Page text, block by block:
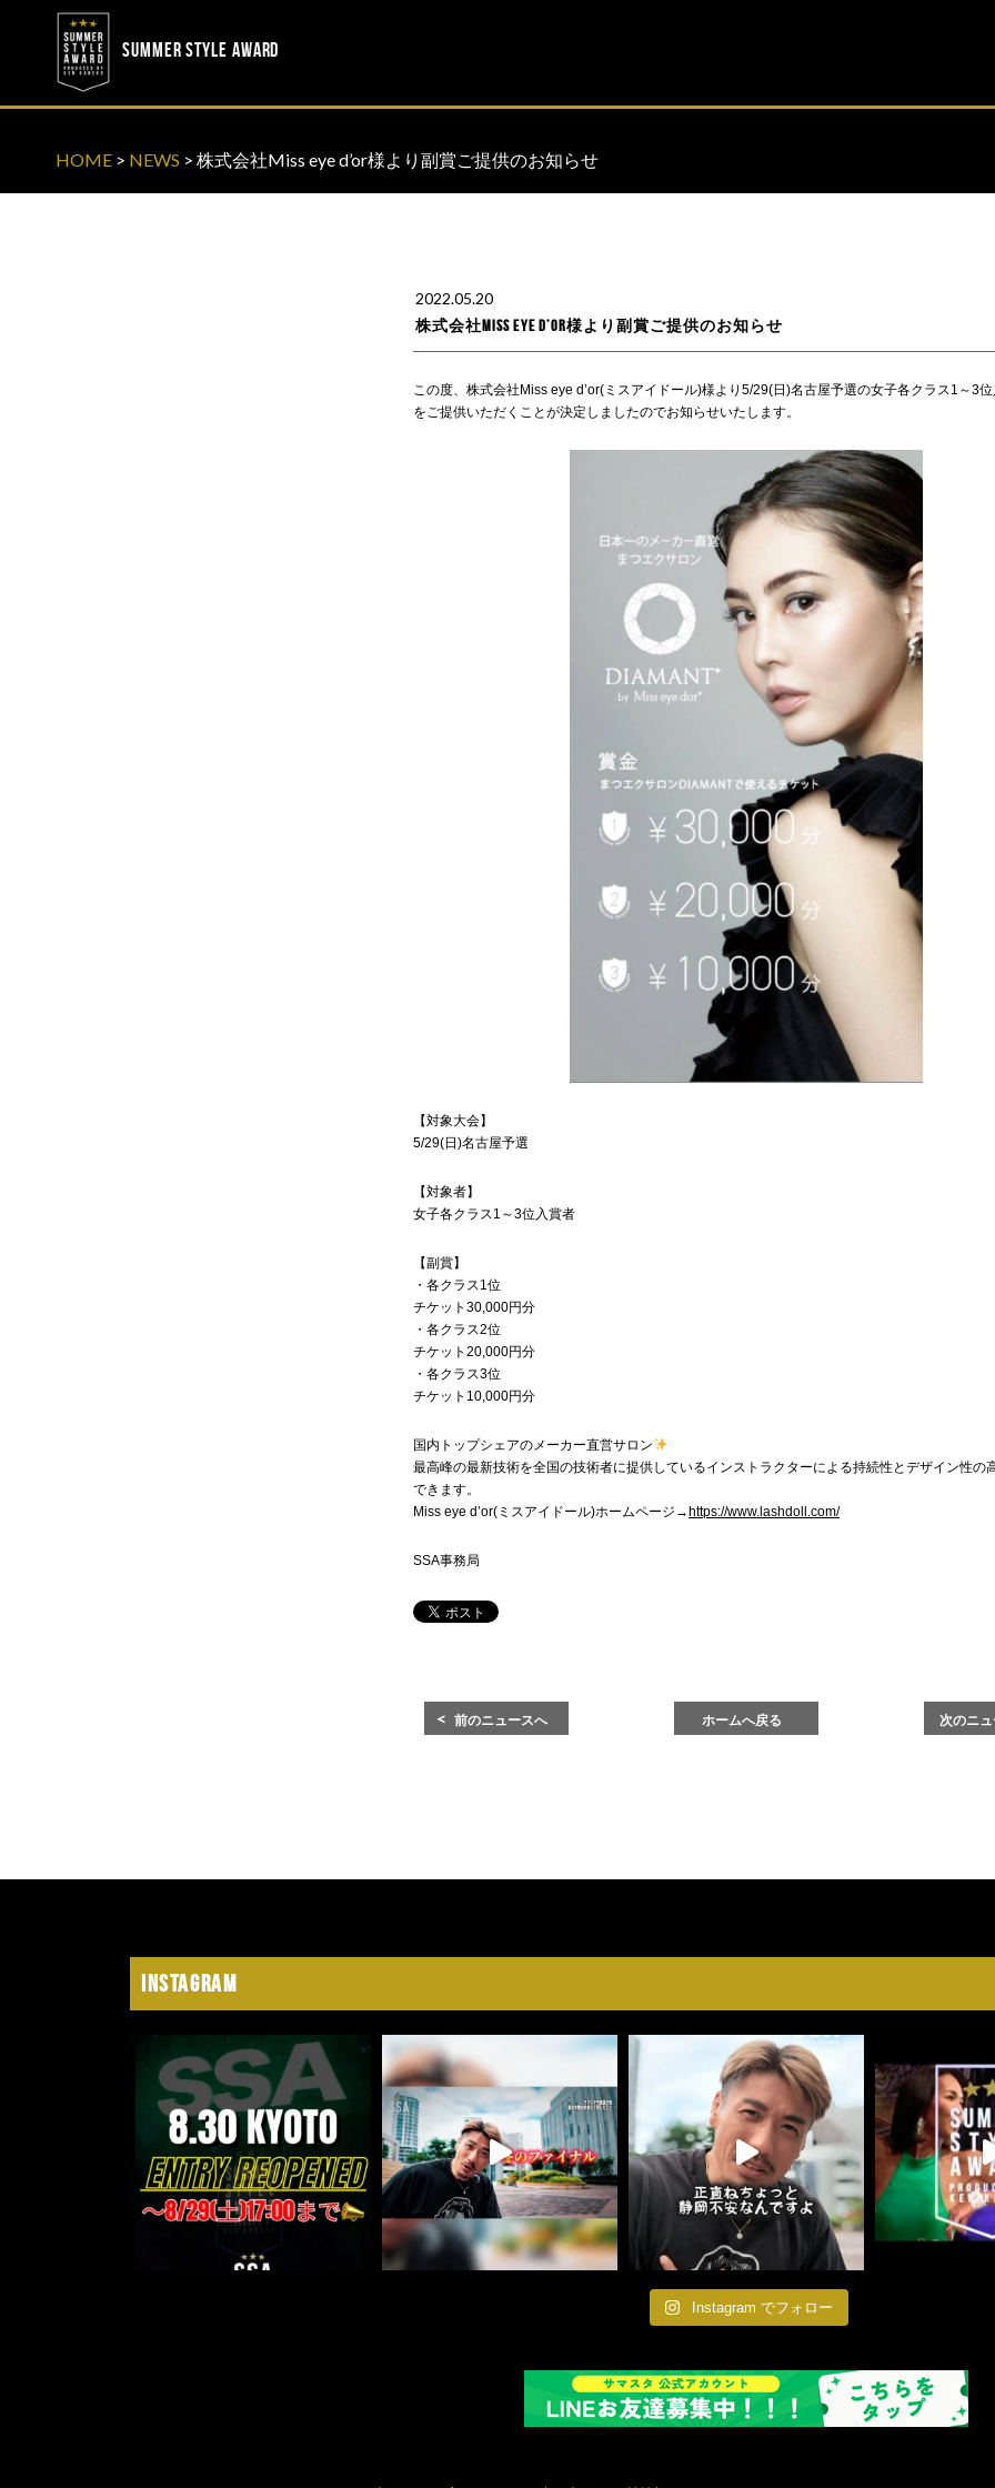
SUMMER STYLE AWARD
HOME > NEWS > 株式会社Miss eye d’or様より副賞ご提供のお知らせ
2022.05.20
株式会社Miss eye d’or様より副賞ご提供のお知らせ
この度、株式会社Miss eye d’or(ミスアイドール)様より5/29(日)名古屋予選の女子各クラス1～3
をご提供いただくことが決定しましたのでお知らせいたします。
【対象大会】
5/29(日)名古屋予選
【対象者】
女子各クラス1～3位入賞者
【副賞】
・各クラス1位
チケット30,000円分
・各クラス2位
チケット20,000円分
・各クラス3位
チケット10,000円分
国内トップシェアのメーカー直営サロン
最高峰の最新技術を全国の技術者に提供しているインストラクターによる持続性とデザイン性の
できます。⁡
Miss eye d’or(ミスアイドール)ホームページ→ https://www.lashdoll.com/
SSA事務局
前のニュースへ ホームへ戻る 次のニ
Instagram
Instagram でフォロー